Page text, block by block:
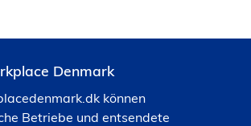
Denmark
können
Betriebe und entsendete